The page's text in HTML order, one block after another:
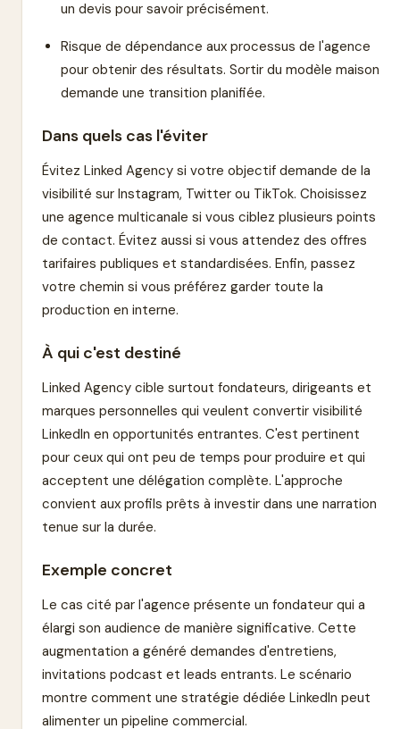
un devis pour savoir précisément.
Risque de dépendance aux processus de l'agence
pour obtenir des résultats. Sortir du modèle maison
demande une transition planifiée.
Dans quels cas l'éviter
Évitez Linked Agency si votre objectif demande de la
visibilité sur Instagram, Twitter ou TikTok. Choisissez
une agence multicanale si vous ciblez plusieurs points
de contact. Évitez aussi si vous attendez des offres
tarifaires publiques et standardisées. Enfin, passez
votre chemin si vous préférez garder toute la
production en interne.
À qui c'est destiné
Linked Agency cible surtout fondateurs, dirigeants et
marques personnelles qui veulent convertir visibilité
LinkedIn en opportunités entrantes. C'est pertinent
pour ceux qui ont peu de temps pour produire et qui
acceptent une délégation complète. L'approche
convient aux profils prêts à investir dans une narration
tenue sur la durée.
Exemple concret
Le cas cité par l'agence présente un fondateur qui a
élargi son audience de manière significative. Cette
augmentation a généré demandes d'entretiens,
invitations podcast et leads entrants. Le scénario
montre comment une stratégie dédiée LinkedIn peut
alimenter un pipeline commercial.